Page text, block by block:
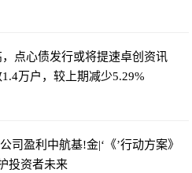
点心债发行或将提速卓创资讯
万户，较上期减少5.29%
司盈利 中航基!金|‘《’行动方案》
投资者未来